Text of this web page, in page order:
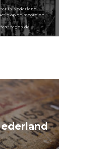
in Nederland.
op de moord op
tegen de